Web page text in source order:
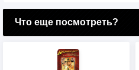
Что еще посмотреть?